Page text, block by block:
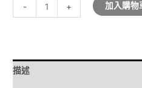
- + 加入購物
描述